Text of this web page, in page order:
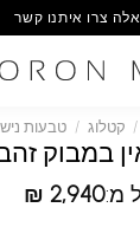
צרו איתנו קשר
/ קטלוג / טבעות
במבוק
מ: ₪ 2,940